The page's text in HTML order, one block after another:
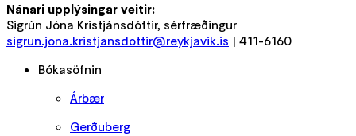
Nánari upplýsingar veitir:
Sigrún Jóna Kristjánsdóttir, sérfræðingur
sigrun.jona.kristjansdottir@reykjavik.is | 411-6160
Bókasöfnin
Árbær
Gerðuberg